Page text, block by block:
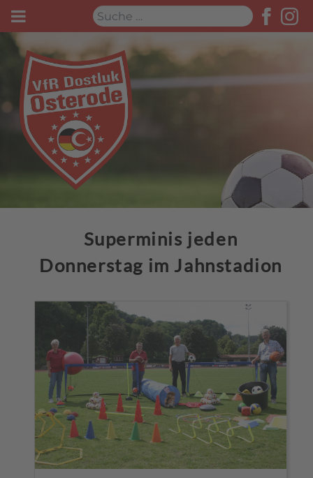
Suchen
Superminis jeden
Donnerstag im Jahnstadion